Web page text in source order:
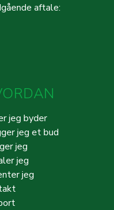
aftale:
jeg byder
jeg et bud
jeg
jeg
jeg